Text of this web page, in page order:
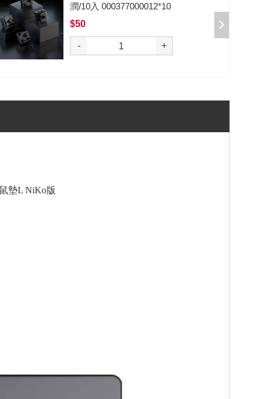
潤/10入 000377000012*10
$50
- +
墊L NiKo版